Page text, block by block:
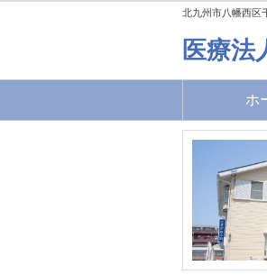
北九州市八幡西区
医療法
ホ